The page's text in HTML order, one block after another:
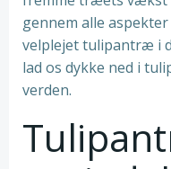
gennem alle
velplejet tulipantræ i
lad os dykke ned i
verden.